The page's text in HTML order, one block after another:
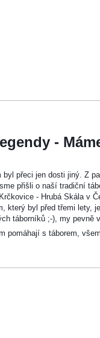
-
přeci jen dosti jiný. Z
přišli o naší tradiční
- Hrubá Skála v
který byl před třemi lety,
táborníků ;-), my pevně
pomáhají s táborem,